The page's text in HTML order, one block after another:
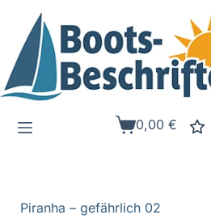
Inhalt
springen
Warenkorb
0,00€
Piranha – gefährlich 02